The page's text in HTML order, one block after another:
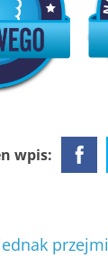
wpis: